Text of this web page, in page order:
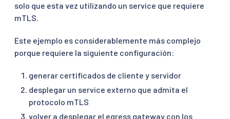
solo que esta vez utilizando un service que requiere
mTLS.
Este ejemplo es considerablemente más complejo
porque requiere la siguiente configuración:
generar certificados de cliente y servidor
desplegar un service externo que admita el
protocolo mTLS
volver a desplegar el egress gateway con los